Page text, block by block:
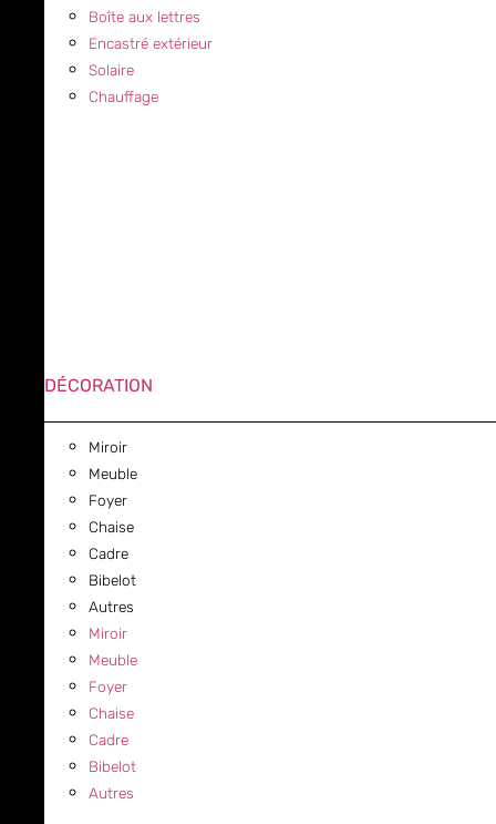
Boîte aux lettres
Encastré extérieur
Solaire
Chauffage
DÉCORATION
Miroir
Meuble
Foyer
Chaise
Cadre
Bibelot
Autres
Miroir
Meuble
Foyer
Chaise
Cadre
Bibelot
Autres